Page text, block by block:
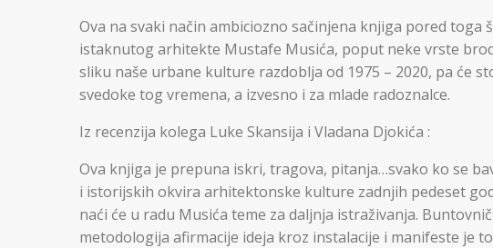
Ova na svaki način ambiciozno sačinjena knjiga pored toga
istaknutog arhitekte Mustafe Musića, poput neke vrste
sliku naše urbane kulture razdoblja od 1975 – 2020, pa će
svedoke tog vremena, a izvesno i za mlade radoznalce.
Iz recenzija kolega Luke Skansija i Vladana Djokića :
Ova knjiga je prepuna iskri, tragova, pitanja…svako ko se
i istorijskih okvira arhitektonske kulture zadnjih pedeset
naći će u radu Musića teme za daljnja istraživanja.
metodologija afirmacije ideja kroz instalacije i manifeste je